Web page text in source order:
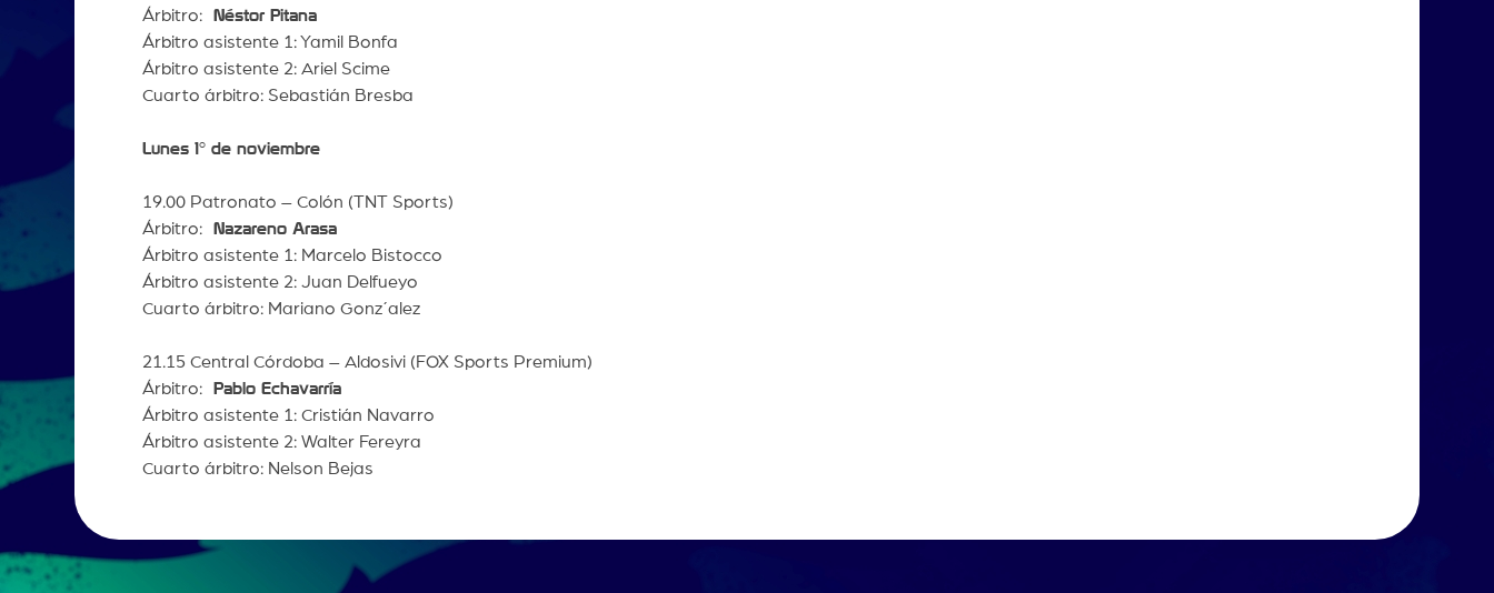
Árbitro: Néstor Pitana
Árbitro asistente 1: Yamil Bonfa
Árbitro asistente 2: Ariel Scime
Cuarto árbitro: Sebastián Bresba
Lunes 1° de noviembre
19.00 Patronato – Colón (TNT Sports)
Árbitro: Nazareno Arasa
Árbitro asistente 1: Marcelo Bistocco
Árbitro asistente 2: Juan Delfueyo
Cuarto árbitro: Mariano Gonz´alez
21.15 Central Córdoba – Aldosivi (FOX Sports Premium)
Árbitro:
Pablo Echavarría
Árbitro asistente 1: Cristián Navarro
Árbitro asistente 2: Walter Fereyra
Cuarto árbitro: Nelson Bejas